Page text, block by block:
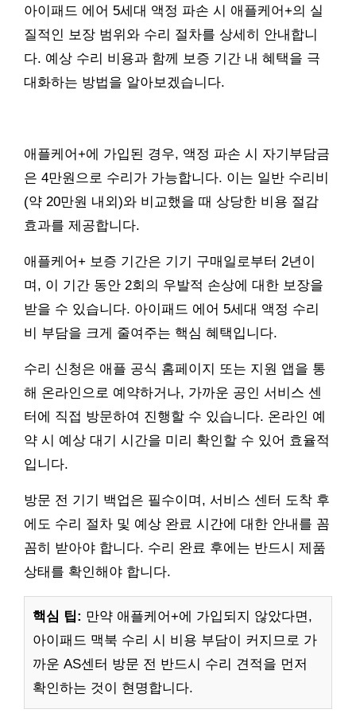
아이패드 에어 5세대 액정 파손 시 애플케어+의 실
질적인 보장 범위와 수리 절차를 상세히 안내합니
다. 예상 수리 비용과 함께 보증 기간 내 혜택을 극
대화하는 방법을 알아보겠습니다.
애플케어+에 가입된 경우, 액정 파손 시 자기부담금
은 4만원으로 수리가 가능합니다. 이는 일반 수리비
(약 20만원 내외)와 비교했을 때 상당한 비용 절감
효과를 제공합니다.
애플케어+ 보증 기간은 기기 구매일로부터 2년이
며, 이 기간 동안 2회의 우발적 손상에 대한 보장을
받을 수 있습니다. 아이패드 에어 5세대 액정 수리
비 부담을 크게 줄여주는 핵심 혜택입니다.
수리 신청은 애플 공식 홈페이지 또는 지원 앱을 통
해 온라인으로 예약하거나, 가까운 공인 서비스 센
터에 직접 방문하여 진행할 수 있습니다. 온라인 예
약 시 예상 대기 시간을 미리 확인할 수 있어 효율적
입니다.
방문 전 기기 백업은 필수이며, 서비스 센터 도착 후
에도 수리 절차 및 예상 완료 시간에 대한 안내를 꼼
꼼히 받아야 합니다. 수리 완료 후에는 반드시 제품
상태를 확인해야 합니다.
핵심 팁: 만약 애플케어+에 가입되지 않았다면,
아이패드 맥북 수리 시 비용 부담이 커지므로 가
까운 AS센터 방문 전 반드시 수리 견적을 먼저
확인하는 것이 현명합니다.